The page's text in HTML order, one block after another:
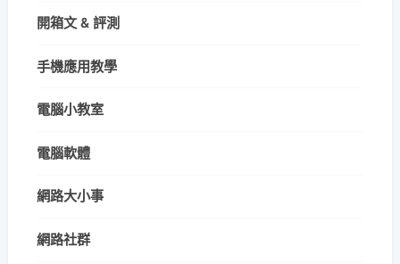
開箱文 & 評測
手機應用教學
電腦小教室
電腦軟體
網路大小事
網路社群